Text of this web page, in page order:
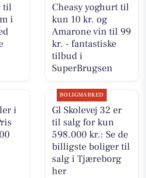
til
i
Cheasy yoghurt til
kun 10 kr. og
Amarone vin til 99
kr. - fantastiske
tilbud i
SuperBrugsen
i
BOLIGMARKED
Gl Skolevej 32 er
til salg for kun
598.000 kr.: Se de
billigste boliger til
salg i Tjæreborg
her